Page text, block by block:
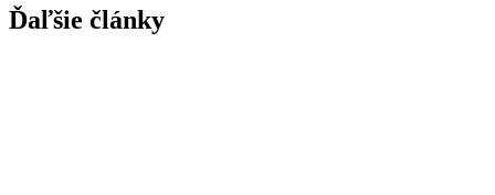
Ďaľšie články